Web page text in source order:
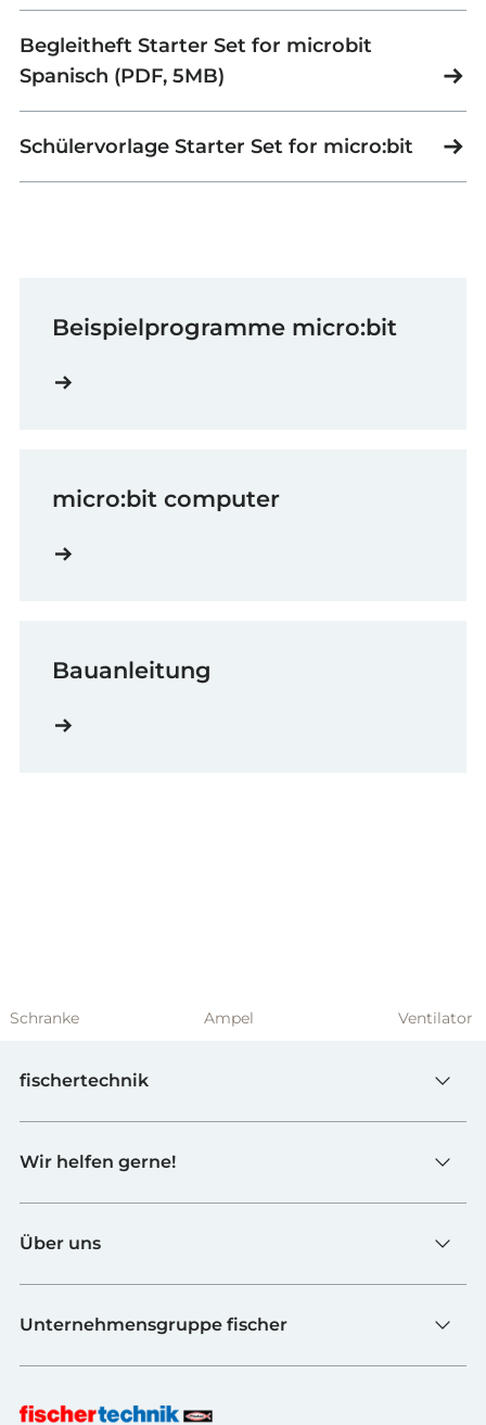
Begleitheft Starter Set for microbit
Spanisch (PDF, 5MB)
Schülervorlage Starter Set for micro:bit
Beispielprogramme micro:bit
micro:bit computer
Bauanleitung
Schranke Ampel Ventilator
fischertechnik
Schulen
Industrie & Hochschulen
fischerTiP
Wir helfen gerne!
Zur Lieferantenseite
Händler finden
FAQ
Newsletter
Über uns
Qualitaet und Nachhaltigkeit
Auszeichnungen
Karriere
Unternehmensgruppe fischer
fischer Consulting